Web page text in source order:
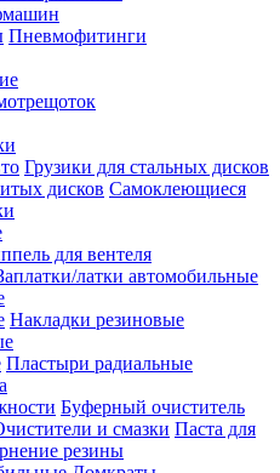
Пневмофитинги
Грузики для стальных дисков
дисков Самоклеющиеся
для вентеля
латки автомобильные
Накладки резиновые
Пластыри радиальные
Буферный очиститель
и смазки Паста для
резины